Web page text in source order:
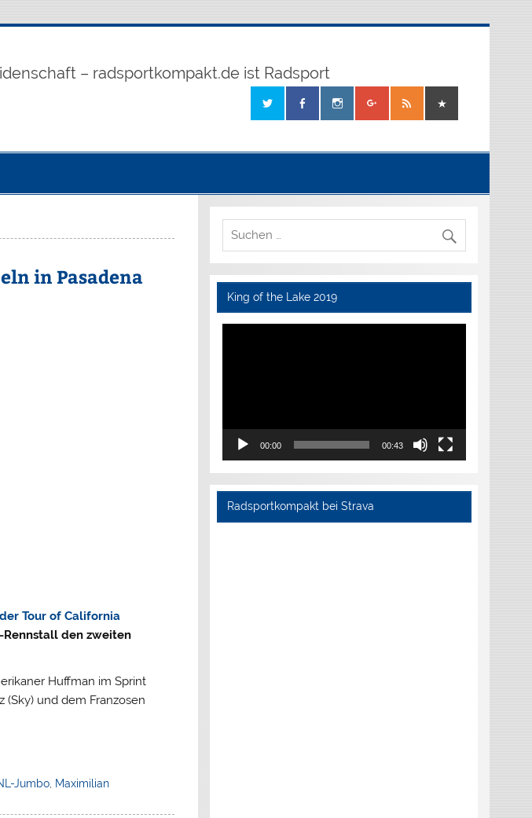
– radsportkompakt.de ist Radsport
in Pasadena
Tour of California
den zweiten
Huffman im Sprint
und dem Franzosen
Jumbo, Maximilian
King of the Lake 2019
Video-
00:00 00:43
Radsportkompakt bei Strava